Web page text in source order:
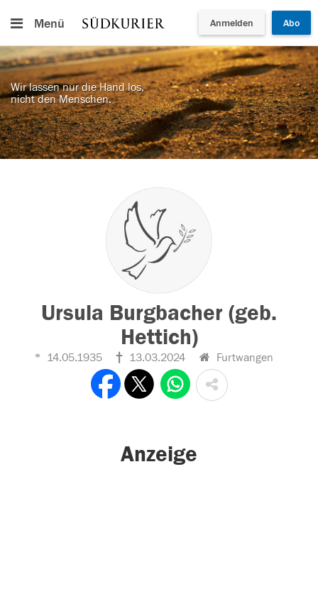
Menü Anmelden Abo
Wir lassen nur die Hand los,
nicht den Menschen.
Ursula Burgbacher (geb.
Hettich)
14.05.1935 13.03.2024 Furtwangen
Anzeige